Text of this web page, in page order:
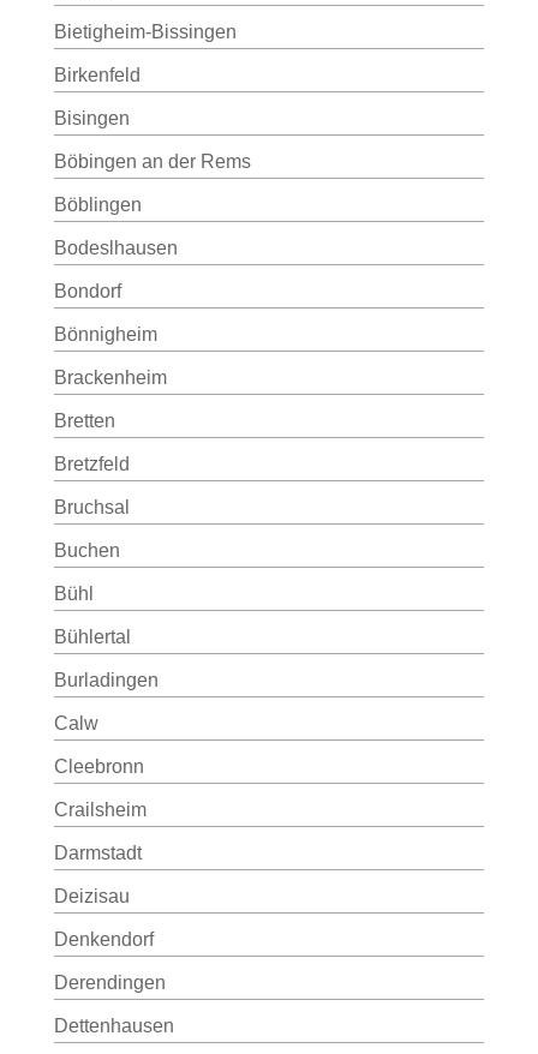
Bietigheim-Bissingen
Birkenfeld
Bisingen
Böbingen an der Rems
Böblingen
Bodeslhausen
Bondorf
Bönnigheim
Brackenheim
Bretten
Bretzfeld
Bruchsal
Buchen
Bühl
Bühlertal
Burladingen
Calw
Cleebronn
Crailsheim
Darmstadt
Deizisau
Denkendorf
Derendingen
Dettenhausen